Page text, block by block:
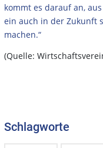
kommt es darauf an,
ein auch in der Zukunft
machen.“
(Quelle:
Schlagworte